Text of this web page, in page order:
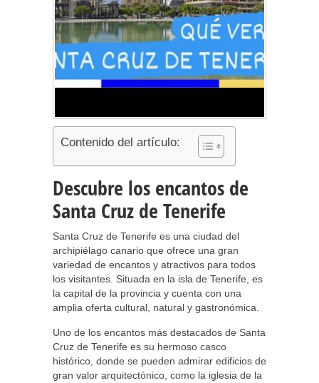
Contenido del artículo:
Descubre los encantos de
Santa Cruz de Tenerife
Santa Cruz de Tenerife es una ciudad del
archipiélago canario que ofrece una gran
variedad de encantos y atractivos para todos
los visitantes. Situada en la isla de Tenerife, es
la capital de la provincia y cuenta con una
amplia oferta cultural, natural y gastronómica.
Uno de los encantos más destacados de Santa
Cruz de Tenerife es su hermoso casco
histórico, donde se pueden admirar edificios de
gran valor arquitectónico, como la iglesia de la